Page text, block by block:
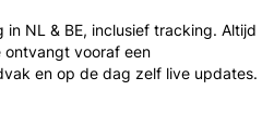
NL & BE, inclusief tracking. Altijd
ontvangt vooraf een
en op de dag zelf live updates.